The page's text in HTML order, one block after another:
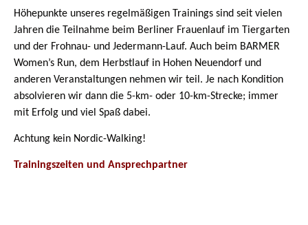
Höhepunkte unseres regelmäßigen Trainings sind seit vielen
Jahren die Teilnahme beim Berliner Frauenlauf im Tiergarten
und der Frohnau- und Jedermann-Lauf. Auch beim BARMER
Women’s Run, dem Herbstlauf in Hohen Neuendorf und
anderen Veranstaltungen nehmen wir teil. Je nach Kondition
absolvieren wir dann die 5-km- oder 10-km-Strecke; immer
mit Erfolg und viel Spaß dabei.
Achtung kein Nordic-Walking!
Trainingszeiten und Ansprechpartner